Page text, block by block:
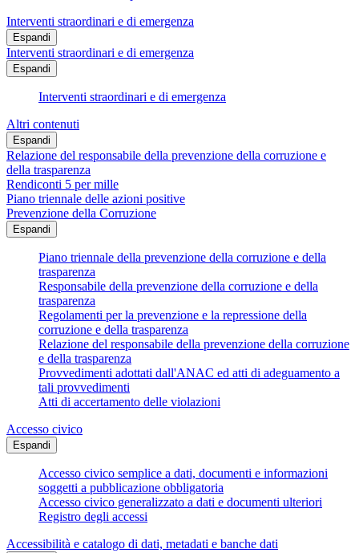
Interventi straordinari e di emergenza
Espandi
Interventi straordinari e di emergenza
Espandi
Interventi straordinari e di emergenza
Altri contenuti
Espandi
Relazione del responsabile della prevenzione della corruzione e
della trasparenza
Rendiconti 5 per mille
Piano triennale delle azioni positive
Prevenzione della Corruzione
Espandi
Piano triennale della prevenzione della corruzione e della
trasparenza
Responsabile della prevenzione della corruzione e della
trasparenza
Regolamenti per la prevenzione e la repressione della
corruzione e della trasparenza
Relazione del responsabile della prevenzione della corruzione
e della trasparenza
Provvedimenti adottati dall'ANAC ed atti di adeguamento a
tali provvedimenti
Atti di accertamento delle violazioni
Accesso civico
Espandi
Accesso civico semplice a dati, documenti e informazioni
soggetti a pubblicazione obbligatoria
Accesso civico generalizzato a dati e documenti ulteriori
Registro degli accessi
Accessibilità e catalogo di dati, metadati e banche dati